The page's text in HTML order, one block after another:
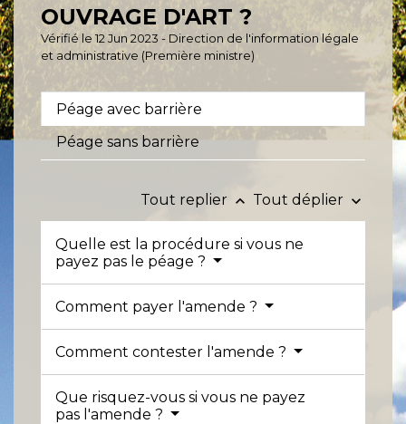
OUVRAGE D'ART ?
Vérifié le 12 Jun 2023 - Direction de l'information légale
et administrative (Première ministre)
Péage avec barrière
Péage sans barrière
Tout replier keyboard_arrow_up Tout déplier keyboard_arrow_down
Quelle est la procédure si vous ne
payez pas le péage ?
Comment payer l'amende ?
Comment contester l'amende ?
Que risquez-vous si vous ne payez
pas l'amende ?